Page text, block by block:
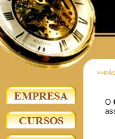
O